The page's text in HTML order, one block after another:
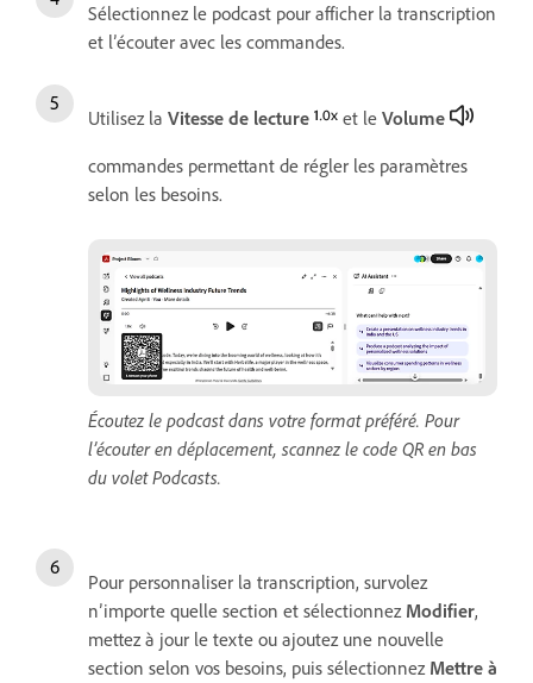
Sélectionnez le podcast pour afficher la transcription
et l’écouter avec les commandes.
Utilisez la Vitesse de lecture et le Volume
commandes permettant de régler les paramètres
selon les besoins.
Écoutez le podcast dans votre format préféré. Pour
l’écouter en déplacement, scannez le code QR en bas
du volet Podcasts.
Pour personnaliser la transcription, survolez
n’importe quelle section et sélectionnez Modifier,
mettez à jour le texte ou ajoutez une nouvelle
section selon vos besoins, puis sélectionnez Mettre à